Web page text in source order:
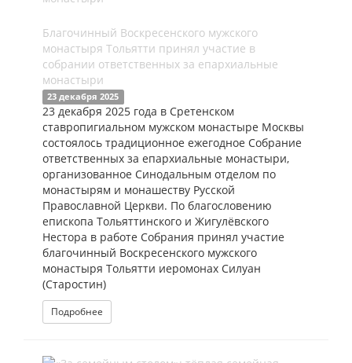
Благочинный Воскресенского мужского
монастыря Тольятти принял участие в
собрании ответственных за епархиальные
монастыри
23 декабря 2025
23 декабря 2025 года в Сретенском
ставропигиальном мужском монастыре Москвы
состоялось традиционное ежегодное Собрание
ответственных за епархиальные монастыри,
организованное Синодальным отделом по
монастырям и монашеству Русской
Православной Церкви. По благословению
епископа Тольяттинского и Жигулёвского
Нестора в работе Собрания принял участие
благочинный Воскресенского мужского
монастыря Тольятти иеромонах Силуан
(Старостин)
Подробнее